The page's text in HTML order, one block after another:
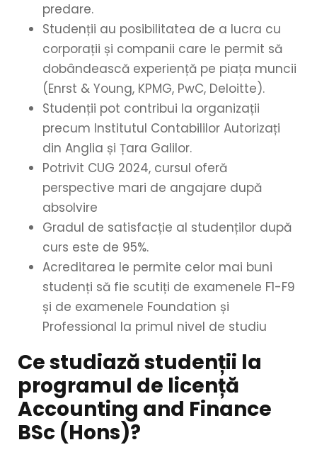
predare.
Studenții au posibilitatea de a lucra cu
corporații și companii care le permit să
dobândească experiență pe piața muncii
(Enrst & Young, KPMG, PwC, Deloitte).
Studenții pot contribui la organizații
precum Institutul Contabililor Autorizați
din Anglia și Țara Galilor.
Potrivit CUG 2024, cursul oferă
perspective mari de angajare după
absolvire
Gradul de satisfacție al studenților după
curs este de 95%.
Acreditarea le permite celor mai buni
studenți să fie scutiți de examenele F1-F9
și de examenele Foundation și
Professional la primul nivel de studiu
Ce studiază studenții la
programul de licență
Accounting and Finance
BSc (Hons)?